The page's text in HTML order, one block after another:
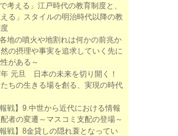
で考える」江戸時代の教育制度と、
える」スタイルの明治時代以降の教
地の噴火や地割れは何かの前兆か
然の摂理や事実を追求していく先に
がある～
年 元旦 日本の未来を切り開く！
ちの生きる場を創る、実現の時代
報戦】9.中世から近代における情報
者の変遷～マスコミ支配の登場～
報戦】8金貸しの隠れ蓑となってい